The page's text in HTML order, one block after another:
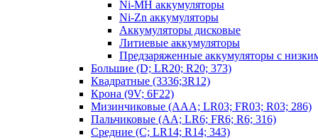
Ni-MH аккумуляторы
Ni-Zn аккумуляторы
Аккумуляторы дисковые
Литиевые аккумуляторы
Предзаряженные аккумуляторы с
Большие (D; LR20; R20; 373)
Квадратные (3336;3R12)
Крона (9V; 6F22)
Мизинчиковые (AAA; LR03; FR03; R03; 286)
Пальчиковые (AA; LR6; FR6; R6; 316)
Средние (C; LR14; R14; 343)